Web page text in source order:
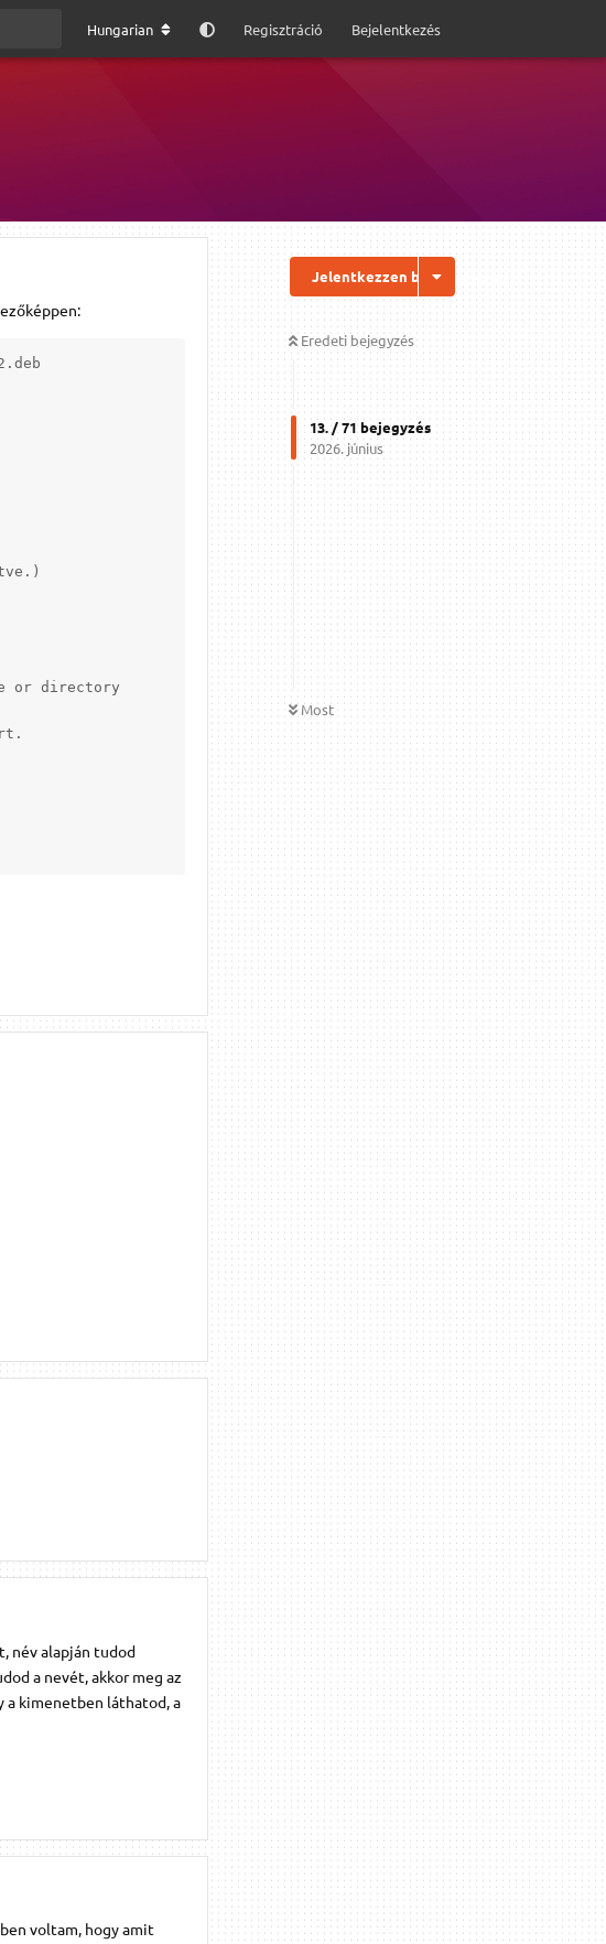
Hungarian Regisztráció Bejelentkezés
Jelentkezzen be a válaszhoz
Eredeti bejegyzés
13. /71bejegyzés
2026. június
Most
or directory
név alapján tudod
a nevét, akkor meg az
a kimenetben láthatod, a
voltam, hogy amit